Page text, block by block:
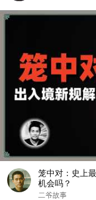
笼中对：史上
机会吗？
二爷故事